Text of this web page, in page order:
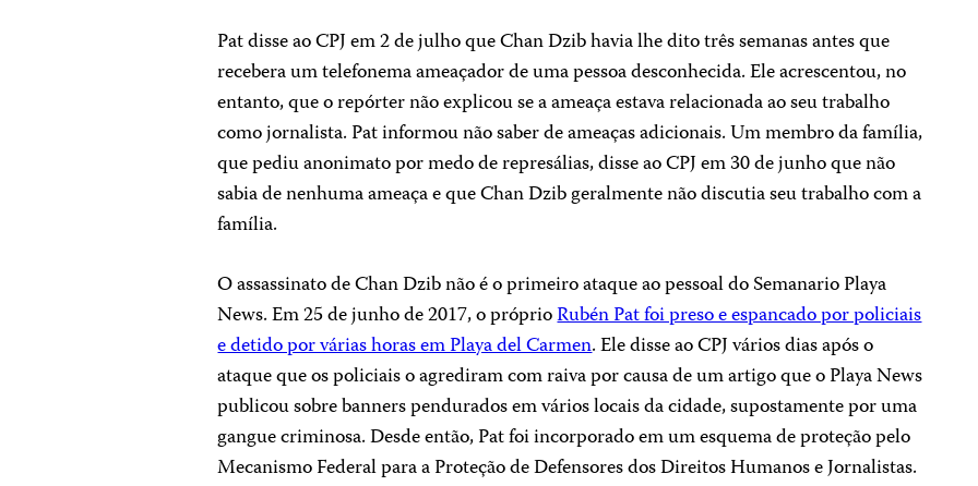
Pat disse ao CPJ em 2 de julho que Chan Dzib havia lhe dito três semanas antes que
recebera um telefonema ameaçador de uma pessoa desconhecida. Ele acrescentou, no
entanto, que o repórter não explicou se a ameaça estava relacionada ao seu trabalho
como jornalista. Pat informou não saber de ameaças adicionais. Um membro da família,
que pediu anonimato por medo de represálias, disse ao CPJ em 30 de junho que não
sabia de nenhuma ameaça e que Chan Dzib geralmente não discutia seu trabalho com a
família.
O assassinato de Chan Dzib não é o primeiro ataque ao pessoal doSemanario Playa
News. Em 25 de junho de 2017, o próprioRubén Pat foi preso e espancado por policiais
e detido por várias horas em Playa del Carmen. Ele disse ao CPJ vários dias após o
ataque que os policiais o agrediram com raiva por causa de um artigo que oPlaya News
publicou sobre banners pendurados em vários locais da cidade, supostamente por uma
gangue criminosa. Desde então, Pat foi incorporado em um esquema de proteção pelo
Mecanismo Federal para a Proteção de Defensores dos Direitos Humanos e Jornalistas.